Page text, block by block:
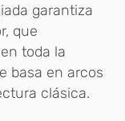
garantiza
que
toda la
basa en arcos
clásica.